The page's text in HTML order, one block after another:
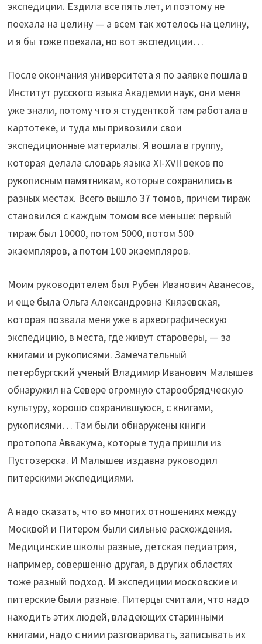
экспедиции. Ездила все пять лет, и поэтому не
поехала на целину — а всем так хотелось на целину,
и я бы тоже поехала, но вот экспедиции…
После окончания университета я по заявке пошла в
Институт русского языка Академии наук, они меня
уже знали, потому что я студенткой там работала в
картотеке, и туда мы привозили свои
экспедиционные материалы. Я вошла в группу,
которая делала словарь языка XI-XVII веков по
рукописным памятникам, которые сохранились в
разных местах. Всего вышло 37 томов, причем тираж
становился с каждым томом все меньше: первый
тираж был 10000, потом 5000, потом 500
экземпляров, а потом 100 экземпляров.
Моим руководителем был Рубен Иванович Аванесов,
и еще была Ольга Александровна Князевская,
которая позвала меня уже в археографическую
экспедицию, в места, где живут староверы, — за
книгами и рукописями. Замечательный
петербургский ученый Владимир Иванович Малышев
обнаружил на Севере огромную старообрядческую
культуру, хорошо сохранившуюся, с книгами,
рукописями… Там были обнаружены книги
протопопа Аввакума, которые туда пришли из
Пустозерска. И Малышев издавна руководил
питерскими экспедициями.
А надо сказать, что во многих отношениях между
Москвой и Питером были сильные расхождения.
Медицинские школы разные, детская педиатрия,
например, совершенно другая, в других областях
тоже разный подход. И экспедиции московские и
питерские были разные. Питерцы считали, что надо
находить этих людей, владеющих старинными
книгами, надо с ними разговаривать, записывать их